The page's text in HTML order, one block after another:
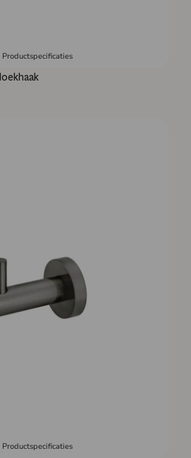
Productspecificaties
Productspecificaties